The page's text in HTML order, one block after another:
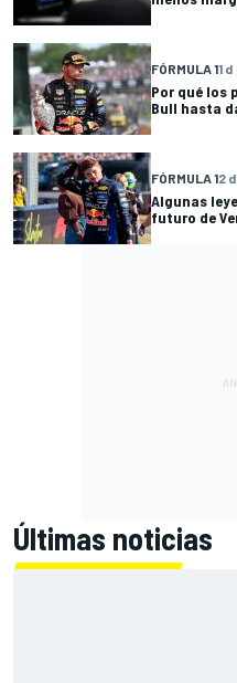
FÓRMULA 11 d
Por qué los
Bull hasta
FÓRMULA 12 d
Algunas
futuro de
Últimas noticias